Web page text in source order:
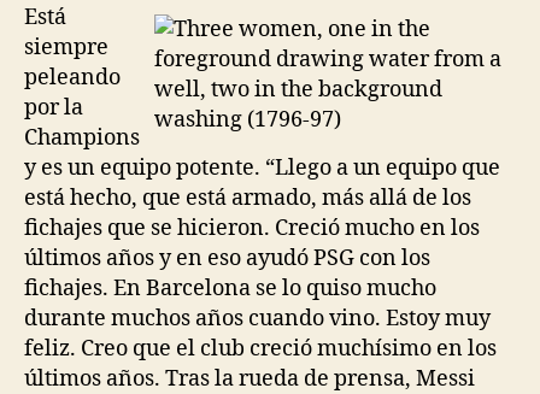
Está
siempre
peleando
por la
Champions
y es un equipo potente. “Llego a un equipo que
está hecho, que está armado, más allá de los
fichajes que se hicieron. Creció mucho en los
últimos años y en eso ayudó PSG con los
fichajes. En Barcelona se lo quiso mucho
durante muchos años cuando vino. Estoy muy
feliz. Creo que el club creció muchísimo en los
últimos años. Tras la rueda de prensa, Messi